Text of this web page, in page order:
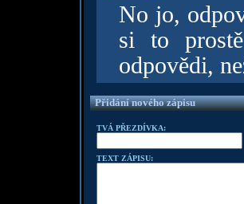
No jo,
si to
odpovědi,
Přidání nového zápisu
TVÁ PŘEZDÍVKA:
TEXT ZÁPISU: